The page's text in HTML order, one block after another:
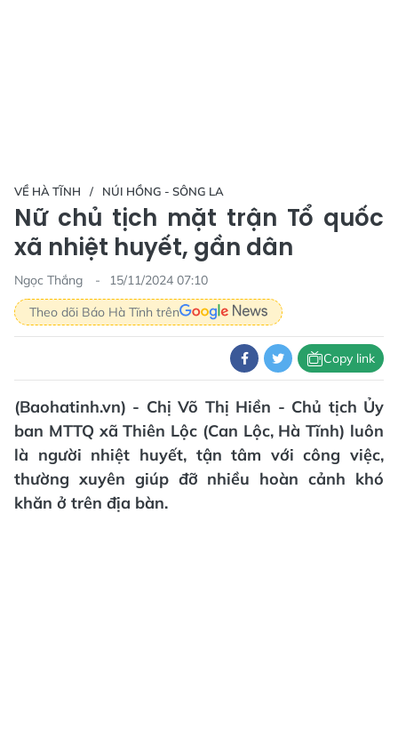
VỀ HÀ TĨNH NÚI HỒNG - SÔNG LA
Nữ chủ tịch mặt trận Tổ quốc
xã nhiệt huyết, gần dân
Ngọc Thắng
15/11/2024 07:10
Theo dõi Báo Hà Tĩnh trên
Copy link
(Baohatinh.vn) - Chị Võ Thị Hiền - Chủ tịch Ủy
ban MTTQ xã Thiên Lộc (Can Lộc, Hà Tĩnh) luôn
là người nhiệt huyết, tận tâm với công việc,
thường xuyên giúp đỡ nhiều hoàn cảnh khó
khăn ở trên địa bàn.